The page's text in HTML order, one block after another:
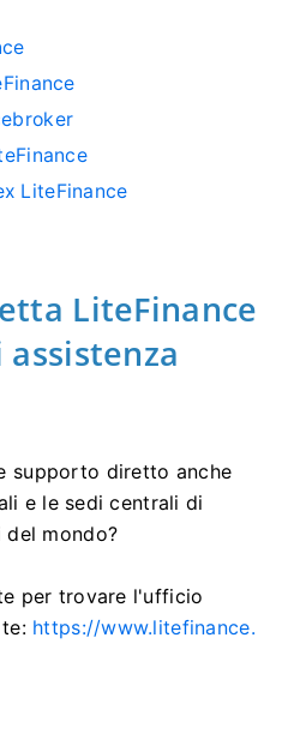
LiteFinance
LiteFinance
supporto diretto anche
e le sedi centrali di
del mondo?
per trovare l'ufficio
https://www.litefinance.